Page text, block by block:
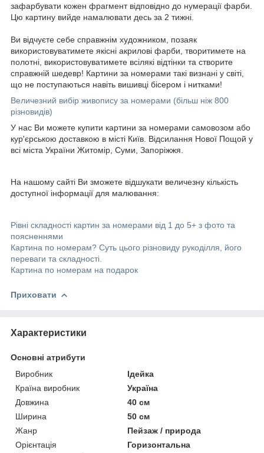
зафарбувати кожен фрагмент відповідно до нумерації фарби.
Цю картину вийде намалювати десь за 2 тижні.
Ви відчуєте себе справжнім художником, позаяк
використовуватимете якісні акрилові фарби, творитимете на
полотні, використовуватимете всілякі відтінки та створите
справжній шедевр! Картини за номерами такі визнані у світі,
що не поступаються навіть вишивці бісером і нитками!
Величезний вибір живопису за номерами (більш ніж 800
різновидів)
У нас Ви можете купити картини за номерами самовозом або
кур'єрською доставкою в місті Київ. Відсилання Нової Пощой у
всі міста України Житомір, Суми, Запоріжжя.
На нашому сайті Ви зможете відшукати величезну кількість
доступної інформації для малювання:
Рівні складності картин за номерами від 1 до 5+ з фото та
поясненнями
Картина по номерам? Суть цього різновиду рукоділля, його
переваги та складності.
Картина по номерам на подарок
Приховати
Характеристики
Основні атрибути
Виробник
Ідейка
Країна виробник
Україна
Довжина
40 см
Ширина
50 см
Жанр
Пейзаж / природа
Орієнтація
Горизонтальна